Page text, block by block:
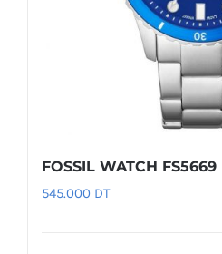
FOSSIL WATCH FS5669
545.000 DT